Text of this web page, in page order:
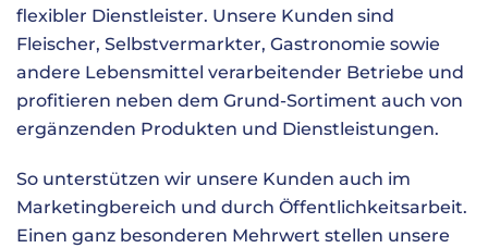
flexibler Dienstleister. Unsere Kunden sind
Fleischer, Selbstvermarkter, Gastronomie sowie
andere Lebensmittel verarbeitender Betriebe und
profitieren neben dem Grund-Sortiment auch von
ergänzenden Produkten und Dienstleistungen.
So unterstützen wir unsere Kunden auch im
Marketingbereich und durch Öffentlichkeitsarbeit.
Einen ganz besonderen Mehrwert stellen unsere